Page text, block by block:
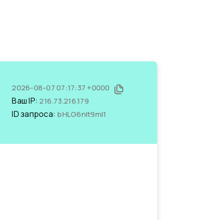
2026-08-07 07:17:37 +0000
Ваш IP:216.73.216.179
ID запроса: bHLG6nIt9mI1